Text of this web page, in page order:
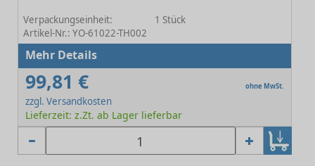
Verpackungseinheit:
1 Stück
Artikel-Nr.: YO-61022-TH002
Mehr Details
99,81 € ohne MwSt.
zzgl. Versandkosten
Lieferzeit: z.Zt. ab Lager lieferbar